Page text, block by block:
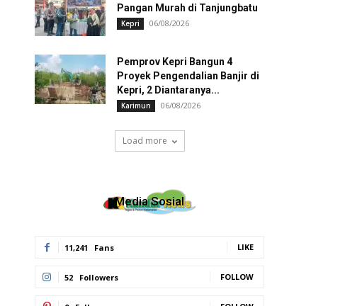
Pangan Murah di Tanjungbatu
Kepri 06/08/2026
Pemprov Kepri Bangun 4
Proyek Pengendalian Banjir di
Kepri, 2 Diantaranya...
Karimun 06/08/2026
Load more
Media Sosial
11,241 Fans LIKE
52 Followers FOLLOW